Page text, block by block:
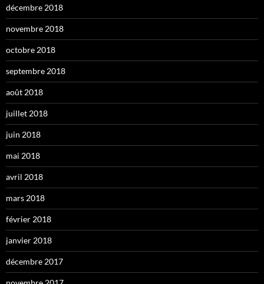
décembre 2018
novembre 2018
octobre 2018
septembre 2018
août 2018
juillet 2018
juin 2018
mai 2018
avril 2018
mars 2018
février 2018
janvier 2018
décembre 2017